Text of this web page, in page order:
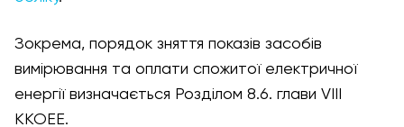
Зокрема, порядок зняття показів засобів
вимірювання та оплати спожитої електричної
енергії визначається Розділом 8.6. глави VIII
ККОЕЕ.